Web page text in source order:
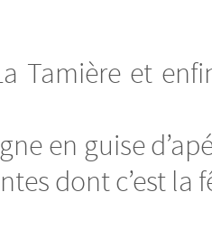
Tamière et
en guise
dont c’est la